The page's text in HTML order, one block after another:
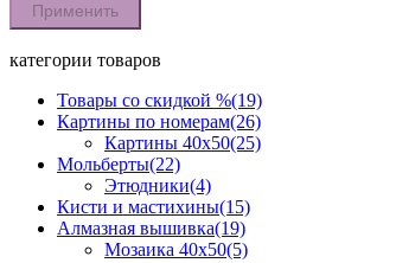
Применить
категории товаров
Товары со скидкой %(19)
Картины по номерам(26)
Картины 40x50(25)
Мольберты(22)
Этюдники(4)
Кисти и мастихины(15)
Алмазная вышивка(19)
Мозаика 40x50(5)